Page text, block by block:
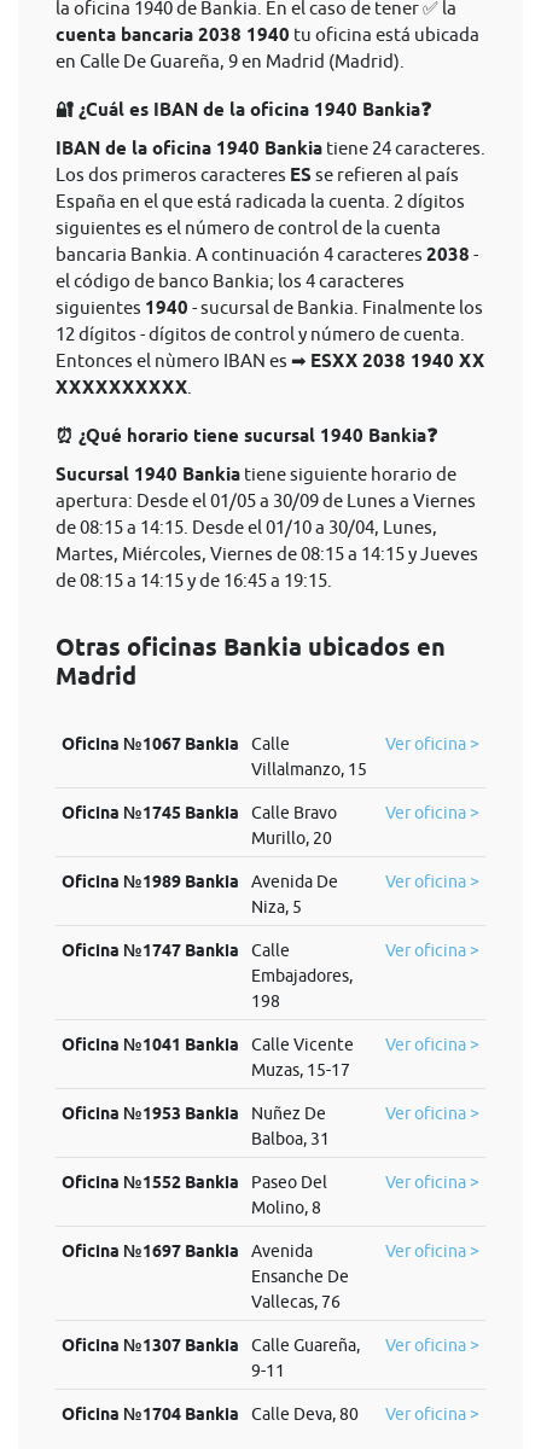
la oficina 1940 de Bankia. En el caso de tener ✅ la
cuenta bancaria 2038 1940 tu oficina está ubicada
en Calle De Guareña, 9 en Madrid (Madrid).
🔐 ¿Cuál es IBAN de la oficina 1940 Bankia❓
IBAN de la oficina 1940 Bankia tiene 24 caracteres.
Los dos primeros caracteres ES se refieren al país
España en el que está radicada la cuenta. 2 dígitos
siguientes es el número de control de la cuenta
bancaria Bankia. A continuación 4 caracteres 2038 -
el código de banco Bankia; los 4 caracteres
siguientes 1940 - sucursal de Bankia. Finalmente los
12 dígitos - dígitos de control y número de cuenta.
Entonces el nùmero IBAN es ➡ ESXX 2038 1940 XX
XXXXXXXXXX
⏰ ¿Qué horario tiene sucursal 1940 Bankia❓
Sucursal 1940 Bankia tiene siguiente horario de
apertura: Desde el 01/05 a 30/09 de Lunes a Viernes
de 08:15 a 14:15. Desde el 01/10 a 30/04, Lunes,
Martes, Miércoles, Viernes de 08:15 a 14:15 y Jueves
de 08:15 a 14:15 y de 16:45 a 19:15.
Otras oficinas Bankia ubicados en
Madrid
Oficina №1067 Bankia
Calle
Villalmanzo, 15
Ver oficina >
Oficina №1745 Bankia
Calle Bravo
Murillo, 20
Ver oficina >
Oficina №1989 Bankia
Avenida De
Niza, 5
Ver oficina >
Oficina №1747 Bankia
Calle
Embajadores,
198
Ver oficina >
Oficina №1041 Bankia
Calle Vicente
Muzas, 15-17
Ver oficina >
Oficina №1953 Bankia
Nuñez De
Balboa, 31
Ver oficina >
Oficina №1552 Bankia
Paseo Del
Molino, 8
Ver oficina >
Oficina №1697 Bankia
Avenida
Ensanche De
Vallecas, 76
Ver oficina >
Oficina №1307 Bankia
Calle Guareña,
9-11
Ver oficina >
Oficina №1704 Bankia Calle Deva, 80 Ver oficina >